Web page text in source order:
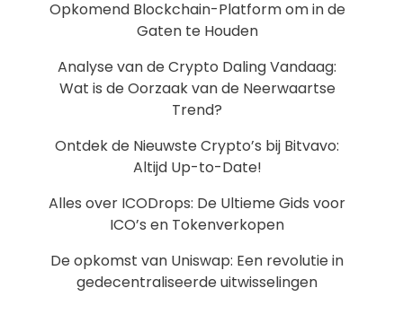
Opkomend Blockchain-Platform om in de
Gaten te Houden
Analyse van de Crypto Daling Vandaag:
Wat is de Oorzaak van de Neerwaartse
Trend?
Ontdek de Nieuwste Crypto’s bij Bitvavo:
Altijd Up-to-Date!
Alles over ICODrops: De Ultieme Gids voor
ICO’s en Tokenverkopen
De opkomst van Uniswap: Een revolutie in
gedecentraliseerde uitwisselingen